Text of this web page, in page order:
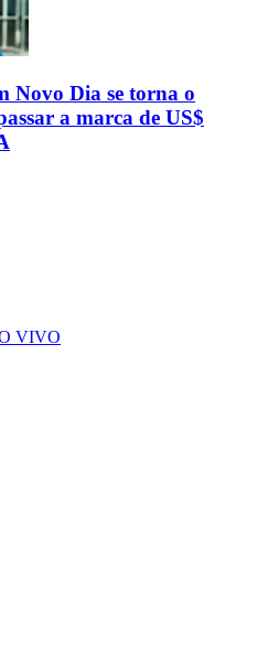
Novo Dia se torna o
a marca de US$
VIVO